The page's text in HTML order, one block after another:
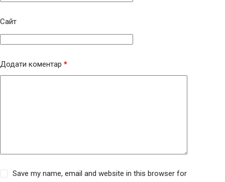
Сайт
Додати коментар *
Save my name, email and website in this browser for